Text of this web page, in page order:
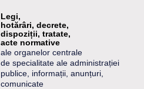
Legi,
hotărâri, decrete,
dispoziții, tratate,
acte normative
ale organelor centrale
de specialitate ale administrației
publice, informații, anunțuri,
comunicate